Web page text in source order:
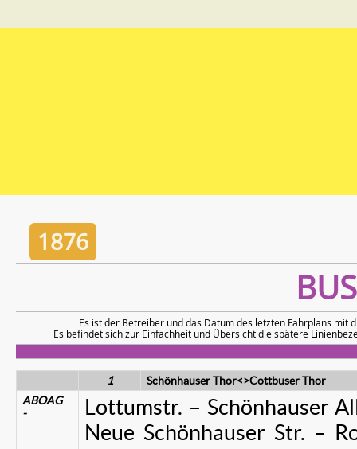
1876
BUS
Es ist der Betreiber und das Datum des letzten Fahrplans mit
Es befindet sich zur Einfachheit und Übersicht die spätere
1
Schönhauser Thor<>Cottbuser Thor
ABOAG
-
Lottumstr. – Schönhauser
Neue Schönhauser Str. –